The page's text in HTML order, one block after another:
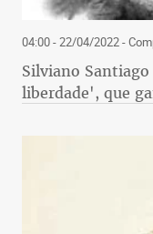
04:00 - 22/04/2022-
Silviano
liberdade', que